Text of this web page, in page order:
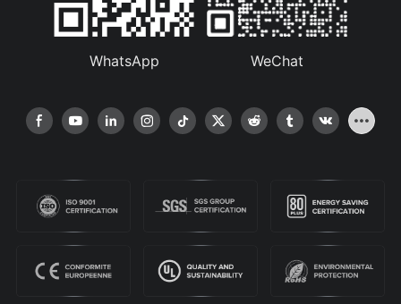
WhatsApp WeChat